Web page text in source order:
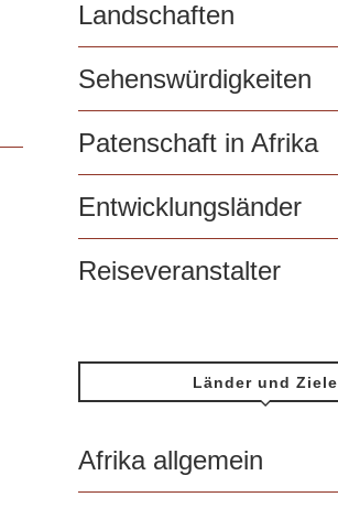
Landschaften
Sehenswürdigkeiten
Patenschaft in Afrika
Entwicklungsländer
Reiseveranstalter
Länder und Ziele
Afrika allgemein